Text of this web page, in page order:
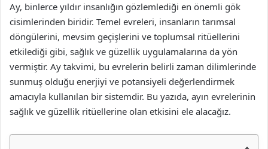
Ay, binlerce yıldır insanlığın gözlemlediği en önemli gök
cisimlerinden biridir. Temel evreleri, insanların tarımsal
döngülerini, mevsim geçişlerini ve toplumsal ritüellerini
etkilediği gibi, sağlık ve güzellik uygulamalarına da yön
vermiştir. Ay takvimi, bu evrelerin belirli zaman dilimlerinde
sunmuş olduğu enerjiyi ve potansiyeli değerlendirmek
amacıyla kullanılan bir sistemdir. Bu yazıda, ayın evrelerinin
sağlık ve güzellik ritüellerine olan etkisini ele alacağız.